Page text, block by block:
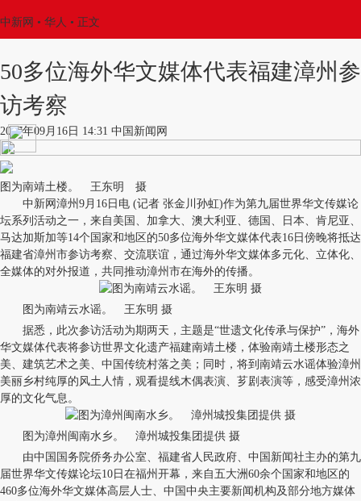
中新网 • 华人 • 正文
50多位海外华文媒体代表福建漳州参
访考察
2017年09月16日 14:31 中国新闻网
图为南靖土楼。 王东明 摄
中新网漳州9月16日电 (记者 张金川孙虹)作为第九届世界华文传媒论
坛系列活动之一，来自美国、加拿大、澳大利亚、德国、日本、肯尼亚、
马达加斯加等14个国家和地区的50多位海外华文媒体代表16日傍晚将抵达
福建省漳州市参访考察、交流联谊，通过海外华文媒体多元化、立体化、
全媒体的对外报道，共同推动漳州市在海外的传播。
图为南靖云水谣。 王东明 摄
据悉，此次参访活动为期两天，主题是“世遗文化传承与保护”，海外
华文媒体代表将参访世界文化遗产福建南靖土楼，体验南靖土楼形态之
美、建筑艺术之美、中国传统村落之美；同时，将到南靖云水谣体验漳州
美丽乡村纯厚的风土人情，观看提线木偶表演、芗剧表演等，感受漳州浓
厚的文化气息。
图为漳州闽南水乡。 漳州城投集团提供 摄
由中国国务院侨务办公室、福建省人民政府、中国新闻社主办的第九
届世界华文传媒论坛10日在福州开幕，来自五大洲60余个国家和地区的
460多位海外华文媒体高层人士、中国中央主要新闻机构及部分地方媒体